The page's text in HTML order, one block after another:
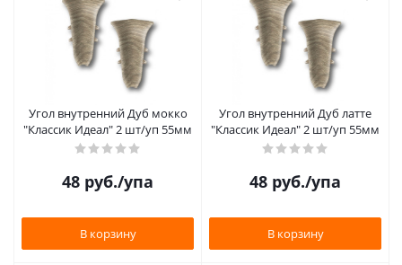
Угол внутренний Дуб мокко
"Классик Идеал" 2 шт/уп 55мм
48 руб./упа
В корзину
Угол внутренний Дуб латте
"Классик Идеал" 2 шт/уп 55мм
48 руб./упа
В корзину